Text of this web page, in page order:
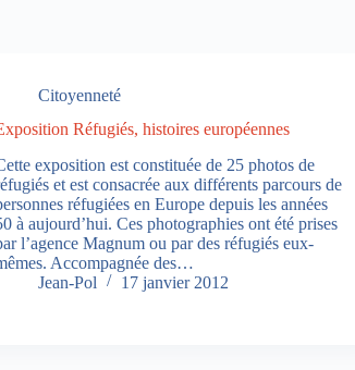
Citoyenneté
Réfugiés, histoires européennes
exposition est constituée de 25 photos de
et est consacrée aux différents parcours de
réfugiées en Europe depuis les années
à aujourd’hui. Ces photographies ont été prises
l’agence Magnum ou par des réfugiés eux-
Accompagnée des…
Jean-Pol
17 janvier 2012